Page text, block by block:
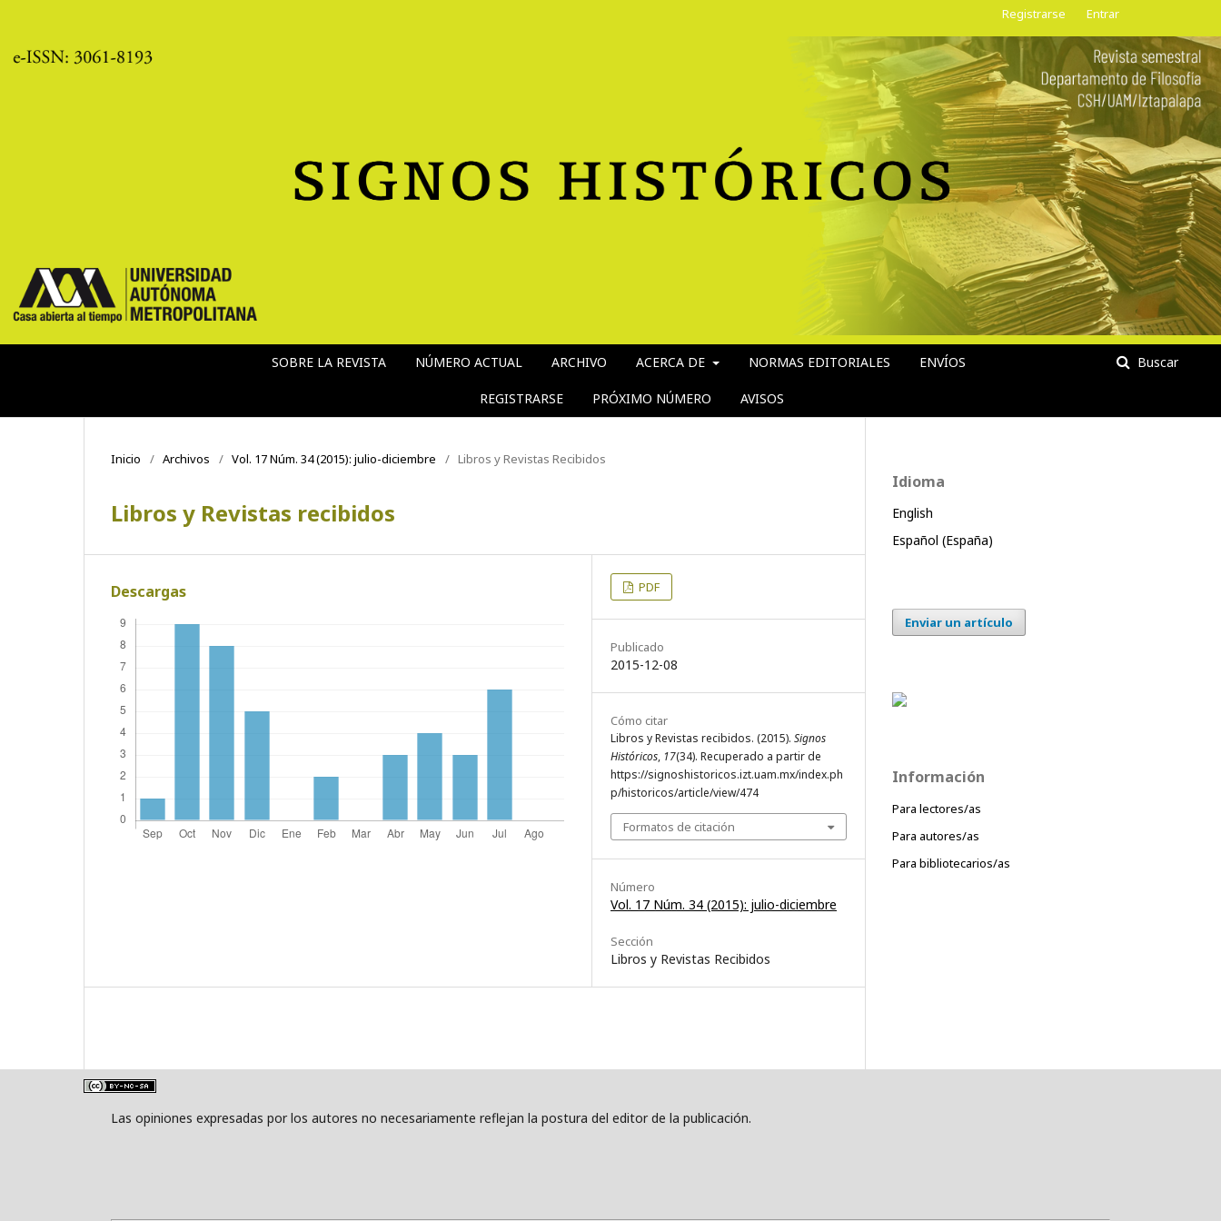
SOBRE LA REVISTA NÚMERO ACTUAL ARCHIVO ACERCA DE NORMAS EDITORIALES ENVÍOS
REGISTRARSE PRÓXIMO NÚMERO AVISOS
Buscar
Registrarse Entrar
Inicio / Archivos / Vol. 17 Núm. 34 (2015): julio-diciembre / Libros y Revistas Recibidos
Libros y Revistas recibidos
Descargas PDF
Publicado
2015-12-08
Cómo citar
Libros y Revistas recibidos. (2015). Signos
Históricos, 17(34). Recuperado a partir de
https://signoshistoricos.izt.uam.mx/index.ph
p/historicos/article/view/474
Formatos de citación
Número
Vol. 17 Núm. 34 (2015): julio-diciembre
Sección
Libros y Revistas Recibidos
Idioma
English
Español (España)
Enviar un artículo
Información
Para lectores/as
Para autores/as
Para bibliotecarios/as
Las opiniones expresadas por los autores no necesariamente reflejan la postura del editor de la publicación.